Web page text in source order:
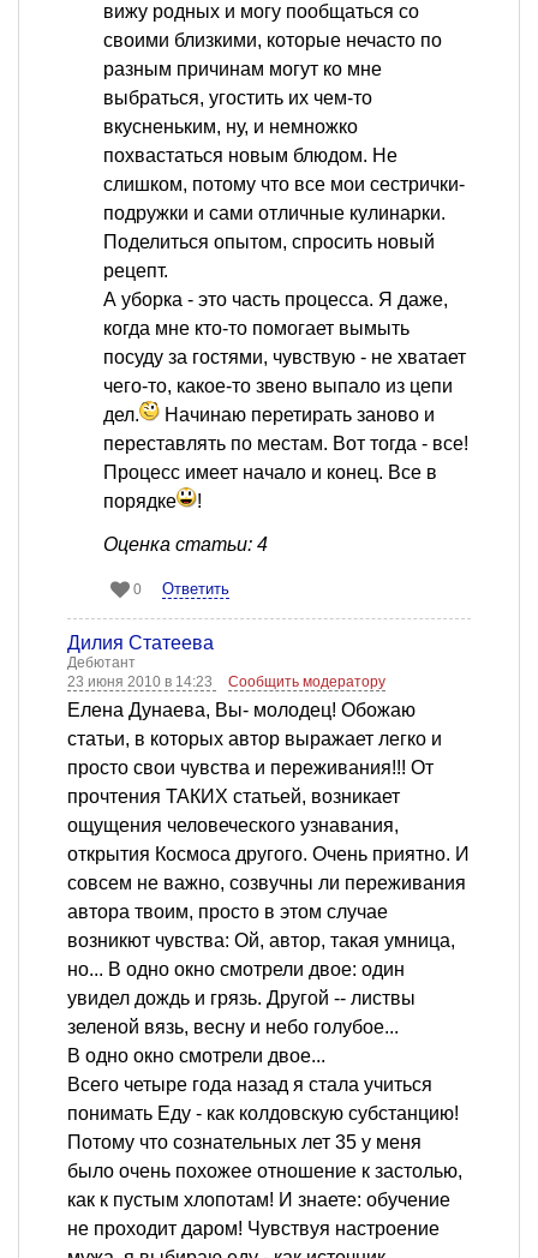
вижу родных и могу пообщаться со
своими близкими, которые нечасто по
разным причинам могут ко мне
выбраться, угостить их чем-то
вкусненьким, ну, и немножко
похвастаться новым блюдом. Не
слишком, потому что все мои сестрички-
подружки и сами отличные кулинарки.
Поделиться опытом, спросить новый
рецепт.
А уборка - это часть процесса. Я даже,
когда мне кто-то помогает вымыть
посуду за гостями, чувствую - не хватает
чего-то, какое-то звено выпало из цепи
дел.
Начинаю перетирать заново и
переставлять по местам. Вот тогда - все!
Процесс имеет начало и конец. Все в
порядке
!
Оценка статьи: 4
0 Ответить
Дилия Статеева
Дебютант
23 июня 2010 в 14:23
Сообщить модератору
Елена Дунаева, Вы- молодец! Обожаю
статьи, в которых автор выражает легко и
просто свои чувства и переживания!!! От
прочтения ТАКИХ статьей, возникает
ощущения человеческого узнавания,
открытия Космоса другого. Очень приятно. И
совсем не важно, созвучны ли переживания
автора твоим, просто в этом случае
возникют чувства: Ой, автор, такая умница,
но... В одно окно смотрели двое: один
увидел дождь и грязь. Другой -- листвы
зеленой вязь, весну и небо голубое...
В одно окно смотрели двое...
Всего четыре года назад я стала учиться
понимать Еду - как колдовскую субстанцию!
Потому что сознательных лет 35 у меня
было очень похожее отношение к застолью,
как к пустым хлопотам! И знаете: обучение
не проходит даром! Чувствуя настроение